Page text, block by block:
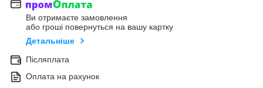
Ви отримаєте замовлення
або гроші повернуться на вашу картку
Детальніше
Післяплата
Оплата на рахунок